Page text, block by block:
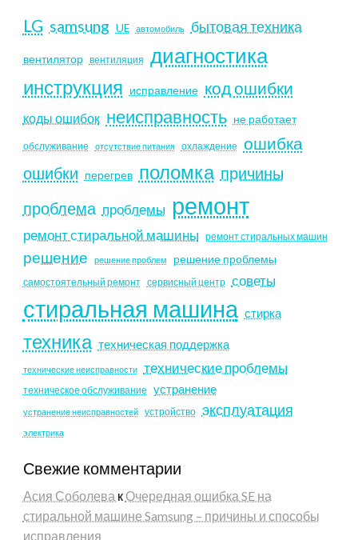
LG samsung UE автомобиль бытовая техника
вентилятор вентиляция диагностика
инструкция исправление код ошибки
коды ошибок неисправность не работает
обслуживание отсутствие питания охлаждение ошибка
ошибки
перегрев поломка причины
проблема проблемы ремонт
ремонт стиральной машины ремонт стиральных машин
решение решение проблем решение проблемы
самостоятельный ремонт сервисный центр советы
стиральная машина стирка
техника техническая поддержка
технические неисправности технические проблемы
техническое обслуживание устранение
устранение неисправностей устройство эксплуатация
электрика
Свежие комментарии
Асия Соболева к Очередная ошибка SE на
стиральной машине Samsung – причины и способы
исправления